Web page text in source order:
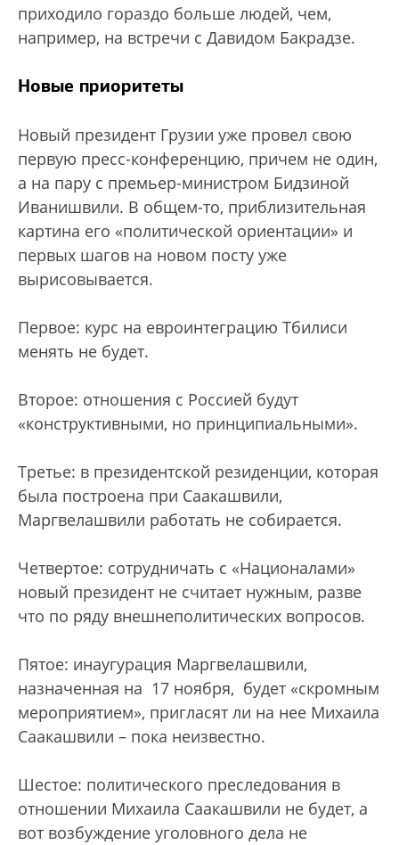
приходило гораздо больше людей, чем,
например, на встречи с Давидом Бакрадзе.
Новые приоритеты
Новый президент Грузии уже провел свою
первую пресс-конференцию, причем не один,
а на пару с премьер-министром Бидзиной
Иванишвили. В общем-то, приблизительная
картина его «политической ориентации» и
первых шагов на новом посту уже
вырисовывается.
Первое: курс на евроинтеграцию Тбилиси
менять не будет.
Второе: отношения с Россией будут
«конструктивными, но принципиальными».
Третье: в президентской резиденции, которая
была построена при Саакашвили,
Маргвелашвили работать не собирается.
Четвертое: сотрудничать с «Националами»
новый президент не считает нужным, разве
что по ряду внешнеполитических вопросов.
Пятое: инаугурация Маргвелашвили,
назначенная на 17 ноября, будет «скромным
мероприятием», пригласят ли на нее Михаила
Саакашвили – пока неизвестно.
Шестое: политического преследования в
отношении Михаила Саакашвили не будет, а
вот возбуждение уголовного дела не